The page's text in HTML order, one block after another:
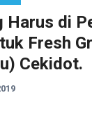
Harus di
Fresh
Cekidot.